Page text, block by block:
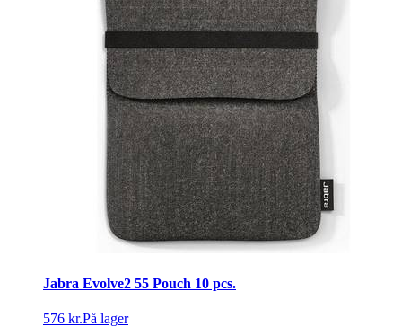
Jabra Evolve2 55 Pouch 10 pcs.
576 kr.På lager